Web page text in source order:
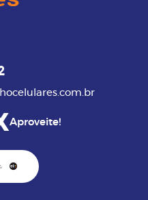
Aproveite!